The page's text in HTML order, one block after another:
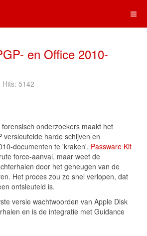
en Office 2010-
Hits: 5142
onderzoekers maakt het
versleutelde harde schijven en
documenten te 'kraken'. Passware Kit
force-aanval, maar weet de
door het geheugen van de
Het proces zou zo snel verlopen, dat
ontsleuteld is.
versie wachtwoorden van Apple Disk
en is de integratie met Guidance